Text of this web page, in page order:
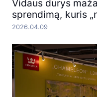
Vidaus durys
sprendimą, kuris
2026.04.09